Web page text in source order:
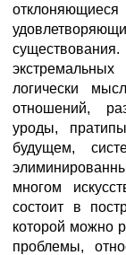
логически
отношений,
уроды,
будущем,
многом
состоит в
которой можно
проблемы,